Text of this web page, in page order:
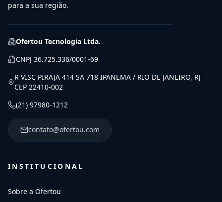
para a sua região.
Ofertou Tecnologia Ltda.
CNPJ 36.725.336/0001-69
R VISC PIRAJA 414 SA 718 IPANEMA / RIO DE JANEIRO, RJ
CEP 22410-002
(21) 97980-1212
contato@ofertou.com
INSTITUCIONAL
Sobre a Ofertou